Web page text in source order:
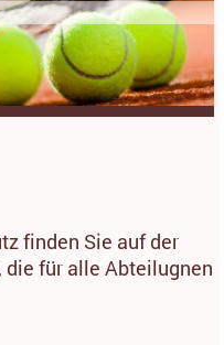
finden Sie auf der
die für alle Abteilugnen